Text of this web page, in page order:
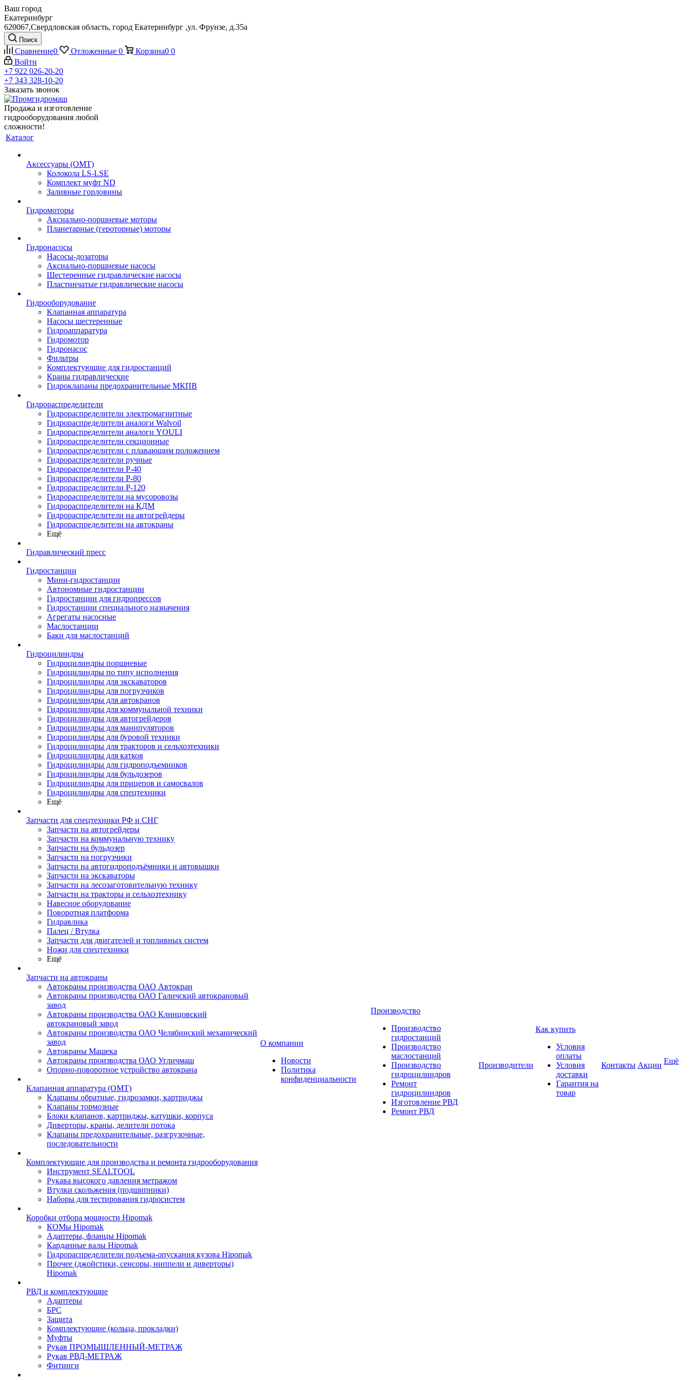
Ваш город
Екатеринбург
620067,Свердловская область, город Екатеринбург ,ул. Фрунзе, д.35а
Поиск
Сравнение0 Отложенные 0 Корзина0 0
Войти
+7 922 026-20-20
+7 343 328-10-20
Заказать звонок
Продажа и изготовление
гидрооборудования любой
сложности!
Каталог
Аксессуары (OMT)
Колокола LS-LSE
Комплект муфт ND
Заливные горловины
Гидромоторы
Аксиально-поршневые моторы
Планетарные (героторные) моторы
Гидронасосы
Насосы-дозаторы
Аксиально-поршневые насосы
Шестеренные гидравлические насосы
Пластинчатые гидравлические насосы
Гидрооборудование
Клапанная аппаратура
Насосы шестеренные
Гидроаппаратура
Гидромотор
Гидронасос
Фильтры
Комплектующие для гидростанций
Краны гидравлические
Гидроклапаны предохранительные МКПВ
Гидрораспределители
Гидрораспределители электромагнитные
Гидрораспределители аналоги Walvoil
Гидрораспределители аналоги YOULI
Гидрораспределители секционные
Гидрораспределители с плавающим положением
Гидрораспределители ручные
Гидрораспределители Р-40
Гидрораспределители Р-80
Гидрораспределители Р-120
Гидрораспределители на мусоровозы
Гидрораспределители на КДМ
Гидрораспределители на автогрейдеры
Гидрораспределители на автокраны
Ещё
Гидравлический пресс
Гидростанции
Мини-гидростанции
Автономные гидростанции
Гидростанции для гидропрессов
Гидростанции специального назначения
Агрегаты насосные
Маслостанции
Баки для маслостанций
Гидроцилиндры
Гидроцилиндры поршневые
Гидроцилиндры по типу исполнения
Гидроцилиндры для экскаваторов
Гидроцилиндры для погрузчиков
Гидроцилиндры для автокранов
Гидроцилиндры для коммунальной техники
Гидроцилиндры для автогрейдеров
Гидроцилиндры для манипуляторов
Гидроцилиндры для буровой техники
Гидроцилиндры для тракторов и сельхозтехники
Гидроцилиндры для катков
Гидроцилиндры для гидроподъемников
Гидроцилиндры для бульдозеров
Гидроцилиндры для прицепов и самосвалов
Гидроцилиндры для спецтехники
Ещё
Запчасти для спецтехники РФ и СНГ
Запчасти на автогрейдеры
Запчасти на коммунальную технику
Запчасти на бульдозер
Запчасти на погрузчики
Запчасти на автогидроподъёмники и автовышки
Запчасти на экскаваторы
Запчасти на лесозаготовительную технику
Запчасти на тракторы и сельхозтехнику
Навесное оборудование
Поворотная платформа
Гидравлика
Палец / Втулка
Запчасти для двигателей и топливных систем
Ножи для спецтехники
Ещё
Запчасти на автокраны
Автокраны производства ОАО Автокран
Автокраны производства ОАО Галичский автокрановый
завод
Автокраны производства ОАО Клинцовский
автокрановый завод
Автокраны производства ОАО Челябинский механический
завод
Автокраны Машека
Автокраны производства ОАО Угличмаш
Опорно-поворотное устройство автокрана
Клапанная аппаратура (OMT)
Клапаны обратные, гидрозамки, картриджы
Клапаны тормозные
Блоки клапанов, картриджы, катушки, корпуса
Диверторы, краны, делители потока
Клапаны предохранительные, разгрузочные,
последовательности
Комплектующие для производства и ремонта гидрооборудования
Инструмент SEALTOOL
Рукава высокого давления метражом
Втулки скольжения (подшипники)
Наборы для тестирования гидросистем
Коробки отбора мощности Hipomak
КОМы Hipomak
Адаптеры, фланцы Hipomak
Карданные валы Hipomak
Гидрораспределители подъема-опускания кузова Hipomak
Прочее (джойстики, сенсоры, ниппели и диверторы)
Hipomak
РВД и комплектующие
Адаптеры
БРС
Защита
Комплектующие (кольца, прокладки)
Муфты
Рукав ПРОМЫШЛЕННЫЙ-МЕТРАЖ
Рукав РВД-МЕТРАЖ
Фитинги
О компании
Новости
Политика
конфиденциальности
Производство
Производство
гидростанций
Производство
маслостанций
Производство
гидроцилиндров
Ремонт
гидроцилиндров
Изготовление РВД
Ремонт РВД
Производители
Как купить
Условия
оплаты
Условия
доставки
Гарантия на
товар
Контакты Акции Ещё